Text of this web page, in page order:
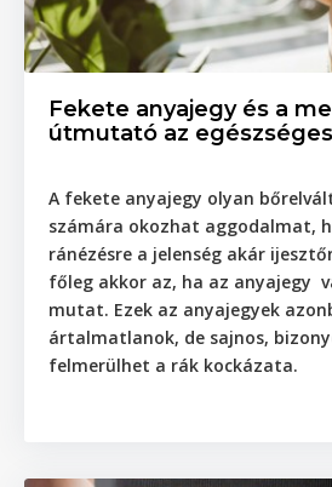
Fekete anyajegy és a
útmutató az
A fekete anyajegy olyan
számára okozhat aggodalmat,
ránézésre a jelenség akár
főleg akkor az, ha az anyajegy
mutat. Ezek az anyajegyek
ártalmatlanok, de sajnos,
felmerülhet a rák kockázata.